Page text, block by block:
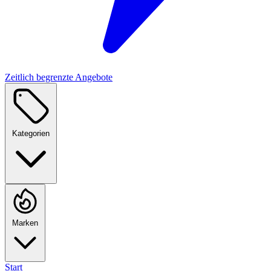
Zeitlich begrenzte Angebote
Kategorien
Marken
Start